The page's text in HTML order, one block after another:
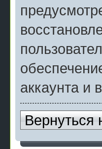
аккаунта и
Вернуться